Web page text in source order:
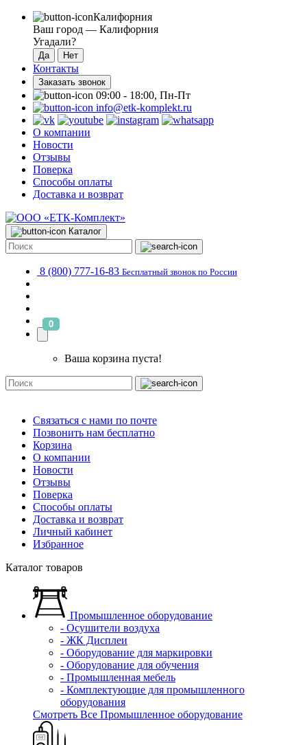
Калифорния
Ваш город — Калифорния
Угадали?
Контакты
Заказать звонок
09:00 - 18:00, Пн-Пт
info@etk-komplekt.ru
О компании
Новости
Отзывы
Поверка
Способы оплаты
Доставка и возврат
Каталог
8 (800) 777-16-83 Бесплатный звонок по России
0
Ваша корзина пуста!
Связаться с нами по почте
Позвонить нам бесплатно
Корзина
О компании
Новости
Отзывы
Поверка
Способы оплаты
Доставка и возврат
Личный кабинет
Избранное
Каталог товаров
Промышленное оборудование
- Осушители воздуха
- ЖК Дисплеи
- Оборудование для маркировки
- Оборудование для обучения
- Промышленная мебель
- Комплектующие для промышленного
оборудования
Смотреть Все Промышленное оборудование